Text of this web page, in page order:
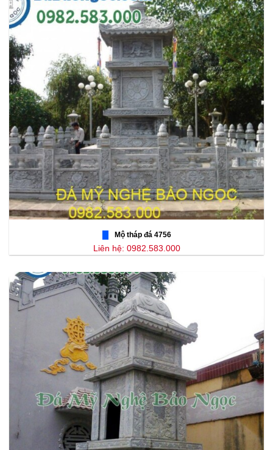
Mộ tháp đá 4756
Liên hệ: 0982.583.000